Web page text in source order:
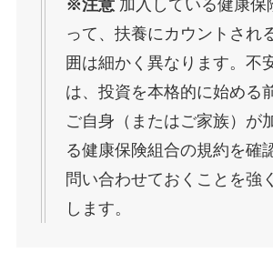
※注意加入している健康保
って、扶養にカウントされ
囲は細かく異なります。不
は、投資を本格的に始める
ご自身（またはご家族）が
る健康保険組合の規約を確
問い合わせておくことを強
します。